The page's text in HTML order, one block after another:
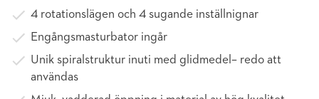
4 rotationslägen och 4 sugande inställnignar
Engångsmasturbator ingår
Unik spiralstruktur inuti med glidmedel– redo att
användas